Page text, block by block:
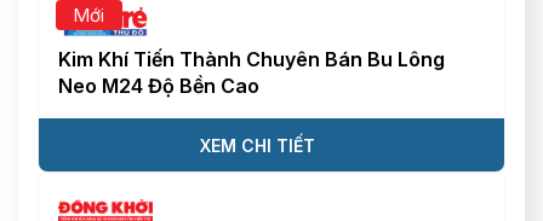
Mới
Kim Khí Tiến Thành Chuyên Bán Bu Lông
Neo M24 Độ Bền Cao
XEM CHI TIẾT